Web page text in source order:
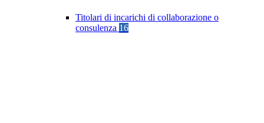
Titolari di incarichi di collaborazione o
consulenza 16